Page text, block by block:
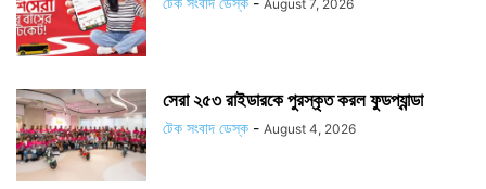
August 7, 2026
সেরা ২৫৩ রাইডারকে পুরস্কৃত করল ফুডপ্যান্ডা
টেক সংবাদ ডেস্ক - August 4, 2026